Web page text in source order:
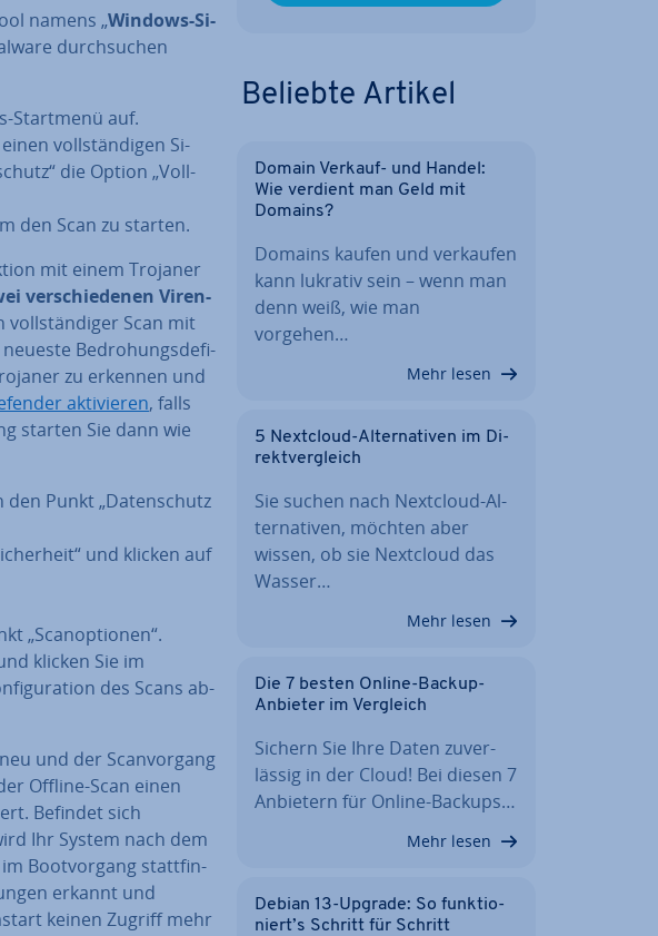
namens „Windows-Si­
durch­su­chen
Startmenü auf.
voll­stän­di­gen Si­
die Option „Voll­
den Scan zu starten.
mit einem Trojaner
ver­schie­de­nen Vi­ren­
voll­stän­di­ger Scan mit
Be­dro­hungs­de­fi­
zu erkennen und
ak­ti­vie­ren, falls
starten Sie dann wie
Punkt „Da­ten­schutz
und klicken auf
„Scan­op­tio­nen“.
klicken Sie im
des Scans ab­
und der Scan­vor­gang
Offline-Scan einen
Befindet sich
Ihr System nach dem
im Boot­vor­gang statt­fin­
erkannt und
keinen Zugriff mehr
Beliebte Artikel
Domain Verkauf- und Handel:
Wie verdient man Geld mit
Domains?
Domains kaufen und verkaufen
kann lukrativ sein – wenn man
denn weiß, wie man
vorgehen…
Mehr lesen
5 Nextcloud-Al­ter­na­ti­ven im Di­
rekt­ver­gleich
Sie suchen nach Nextcloud-Al­
ter­na­ti­ven, möchten aber
wissen, ob sie Nextcloud das
Wasser…
Mehr lesen
Die 7 besten Online-Backup-
Anbieter im Vergleich
Sichern Sie Ihre Daten zu­ver­
läs­sig in der Cloud! Bei diesen 7
Anbietern für Online-Backups…
Mehr lesen
Debian 13-Upgrade: So funk­tio­
niert’s Schritt für Schritt